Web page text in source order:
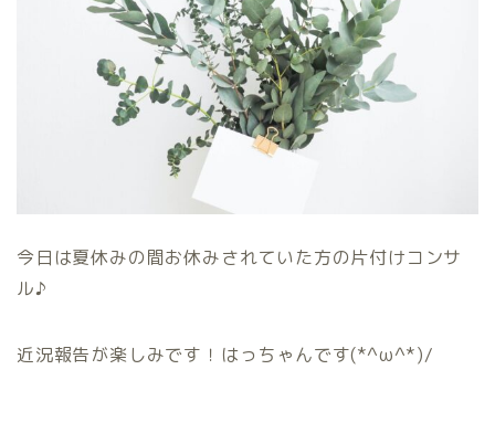
今日は夏休みの間お休みされていた方の片付けコンサ
ル♪
近況報告が楽しみです！はっちゃんです(*^ω^*)/